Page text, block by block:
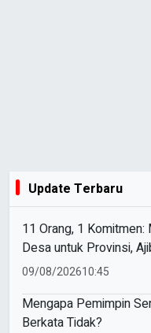
Update Terbaru
11 Orang, 1
Desa untuk Provinsi,
2026
09/08/202610:45
Mengapa Pemimpin
Berkata Tidak?